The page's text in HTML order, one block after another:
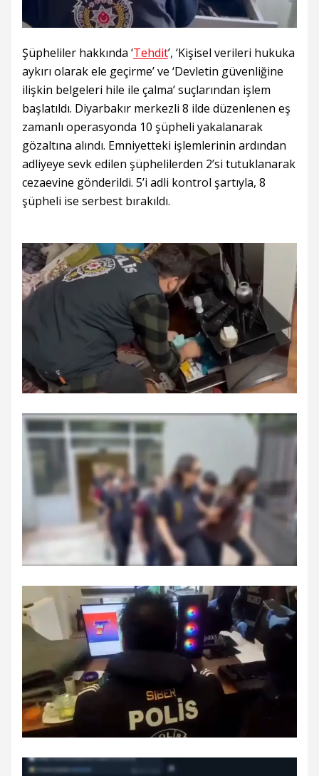
Şüpheliler hakkında ‘Tehdit’, ‘Kişisel verileri hukuka
aykırı olarak ele geçirme’ ve ‘Devletin güvenliğine
ilişkin belgeleri hile ile çalma’ suçlarından işlem
başlatıldı. Diyarbakır merkezli 8 ilde düzenlenen eş
zamanlı operasyonda 10 şüpheli yakalanarak
gözaltına alındı. Emniyetteki işlemlerinin ardından
adliyeye sevk edilen şüphelilerden 2’si tutuklanarak
cezaevine gönderildi. 5’i adli kontrol şartıyla, 8
şüpheli ise serbest bırakıldı.